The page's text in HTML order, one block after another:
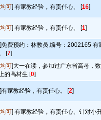
可] 有家教经验，有责任心。 [16]
可] 有家教经验，有责任心。 [1]
]免费预约：林教员,编号：2002165 有
[7]
可]大一在读，参加过广东省高考，
的高材生 [0]
]有家教经验，有责任心。 [2]
可] 有家教经验，有责任心。针对小